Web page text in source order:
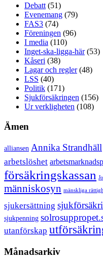
Debatt (51)
Evenemang (79)
FAS3 (74)
Föreningen (96)
I media (110)
Inget-ska-ligga-här(53)
Kåseri (38)
Lagar och regler(48)
LSS (40)
Politik (171)
Sjukförsäkringen (156)
Ur verkligheten (108)
Ämen
alliansen Annika Strandhäll
arbetslöshet
försäkringskassan
människosyn mänskliga
sjukersättning
sjukpenning
utanförskap
Månadsarkiv